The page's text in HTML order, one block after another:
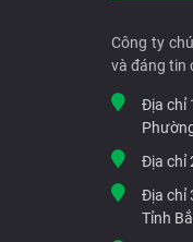
Công ty
và đáng tin
Địa chỉ
Địa chỉ
Địa chỉ
Tỉnh